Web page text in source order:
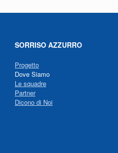
SORRISO AZZURRO
Progetto
Dove Siamo
Le squadre
Partner
Dicono di Noi